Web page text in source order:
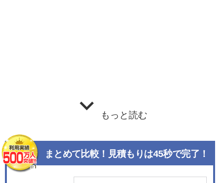
もっと読む
まとめて比較！見積もりは45秒で完了！